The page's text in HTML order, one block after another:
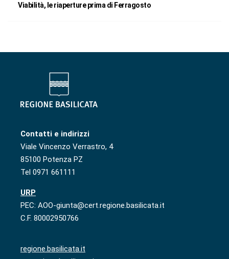
Viabilità, le riaperture prima di Ferragosto
Contatti e indirizzi
Viale Vincenzo Verrastro, 4
85100 Potenza PZ
Tel 0971 661111
URP
PEC: AOO-giunta@cert.regione.basilicata.it
C.F. 80002950766
regione.basilicata.it